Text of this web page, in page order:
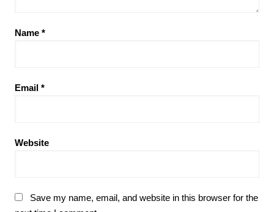
Name *
Email *
Website
Save my name, email, and website in this browser for the